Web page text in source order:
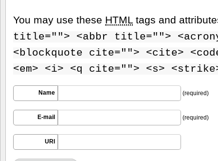
You may use these HTML tags and
title=""> <abbr title="">
<blockquote cite=""> <cite>
<em> <i> <q cite=""> <s>
Name (required)
E-mail (required)
URI